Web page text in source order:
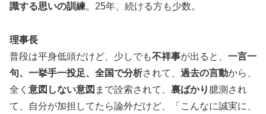
識する思いの訓練。25年、続ける方も少数。
理事長
普段は平身低頭だけど、少しでも不祥事が出ると、 一言一
句、一挙手一投足、全国で分析されて、 過去の言動から、
全く 意図しない意図 まで詮索されて、 裏ばかり 臆測され
て、自分が加担してたら論外だけど、「こんなに誠実に、